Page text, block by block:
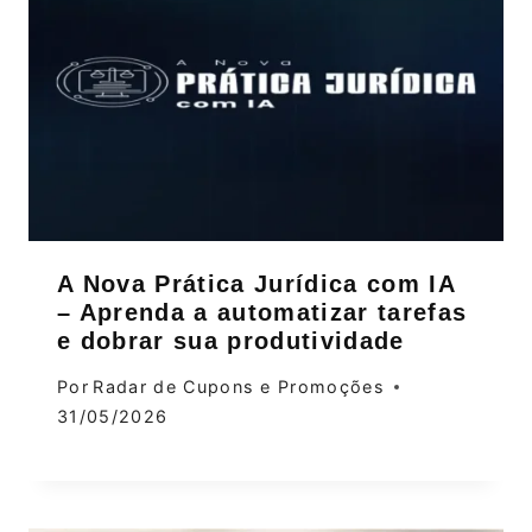
A Nova Prática Jurídica com IA
– Aprenda a automatizar tarefas
e dobrar sua produtividade
Por Radar de Cupons e Promoções
31/05/2026